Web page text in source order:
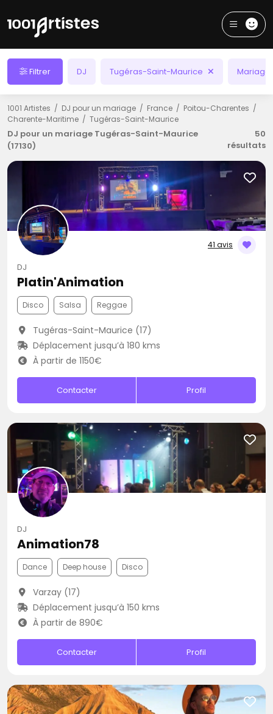
Filtrer DJ Tugéras-Saint-Maurice Mariage
1001 Artistes DJ pour un mariage France
Poitou-Charentes
Charente-Maritime
Tugéras-Saint-Maurice
DJ pour un mariage Tugéras-Saint-Maurice
(17130)
50
résultats
41 avis
DJ
Platin'Animation
Disco Salsa Reggae
Tugéras-Saint-Maurice (17)
Déplacement jusqu’à 180 kms
À partir de 1150€
Contacter Profil
DJ
Animation78
Dance Deep house Disco
Varzay (17)
Déplacement jusqu’à 150 kms
À partir de 890€
Contacter Profil